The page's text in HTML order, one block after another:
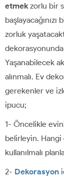
etmek zorlu bir
zorluk
Yaşanabilecek
alınmalı. Ev
gerekenler ve
ipucu;
1- Öncelikle
belirleyin. Hangi
kullanılmalı
2- Dekorasyon